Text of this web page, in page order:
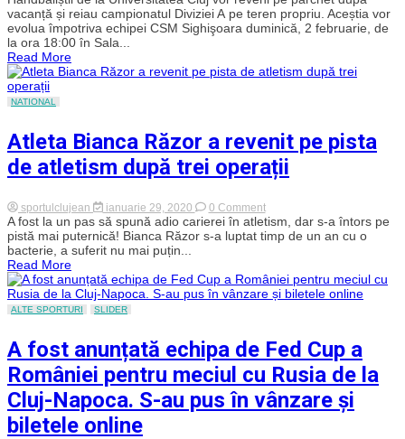
de
la
„U”
campionatul
teren
propriu
vacanță și reiau campionatul Diviziei A pe teren propriu. Aceștia vor
evolua împotriva echipei CSM Sighişoara duminică, 2 februarie, de
la ora 18:00 în Sala...
Read More
NATIONAL
Atleta Bianca Răzor a revenit pe pista
de atletism după trei operații
sportulclujean ianuarie 29, 2020 0 Commenton
Atleta
Bianca
Răzor
pe
pista
trei
operații
A fost la un pas să spună adio carierei în atletism, dar s-a întors pe
pistă mai puternică! Bianca Răzor s-a luptat timp de un an cu o
bacterie, a suferit nu mai puțin...
Read More
ALTE SPORTURI SLIDER
A fost anunțată echipa de Fed Cup a
României pentru meciul cu Rusia de la
Cluj-Napoca. S-au pus în vânzare și
biletele online